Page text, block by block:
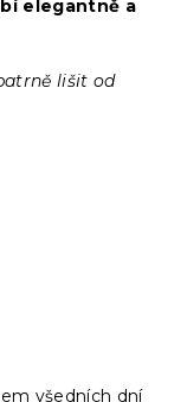
elegantně a
lišit od
všedních dní